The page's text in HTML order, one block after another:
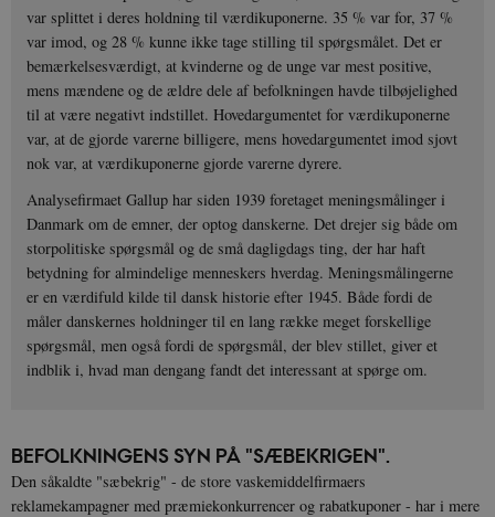
var splittet i deres holdning til værdikuponerne. 35 % var for, 37 %
var imod, og 28 % kunne ikke tage stilling til spørgsmålet. Det er
bemærkelsesværdigt, at kvinderne og de unge var mest positive,
mens mændene og de ældre dele af befolkningen havde tilbøjelighed
til at være negativt indstillet. Hovedargumentet for værdikuponerne
var, at de gjorde varerne billigere, mens hovedargumentet imod sjovt
nok var, at værdikuponerne gjorde varerne dyrere.
Analysefirmaet Gallup har siden 1939 foretaget meningsmålinger i
Danmark om de emner, der optog danskerne. Det drejer sig både om
storpolitiske spørgsmål og de små dagligdags ting, der har haft
betydning for almindelige menneskers hverdag. Meningsmålingerne
er en værdifuld kilde til dansk historie efter 1945. Både fordi de
måler danskernes holdninger til en lang række meget forskellige
spørgsmål, men også fordi de spørgsmål, der blev stillet, giver et
indblik i, hvad man dengang fandt det interessant at spørge om.
BEFOLKNINGENS SYN PÅ "SÆBEKRIGEN".
Den såkaldte "sæbekrig" - de store vaskemiddelfirmaers
reklamekampagner med præmiekonkurrencer og rabatkuponer - har i mere